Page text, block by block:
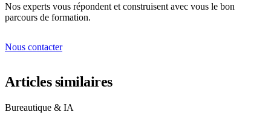
Nos experts vous répondent et construisent avec vous le bon
parcours de formation.
Nous contacter
Articles similaires
Bureautique & IA